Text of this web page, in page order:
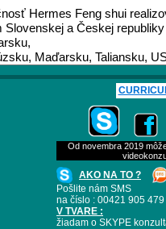
Od novembra 2019
AKO NA TO ?
Pošlite nám SMS
na číslo : 00421 905
V TVARE :
žiadam o SKYPE